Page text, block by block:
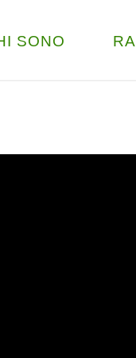
SONO